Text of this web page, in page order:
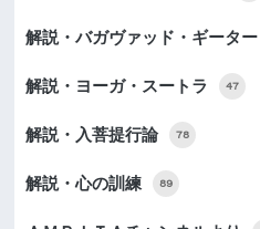
解説・バガヴァッド・ギーター
解説・ヨーガ・スートラ 47
解説・入菩提行論 78
解説・心の訓練 89